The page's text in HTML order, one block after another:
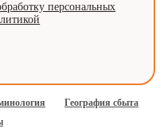
персональных
География сбыта